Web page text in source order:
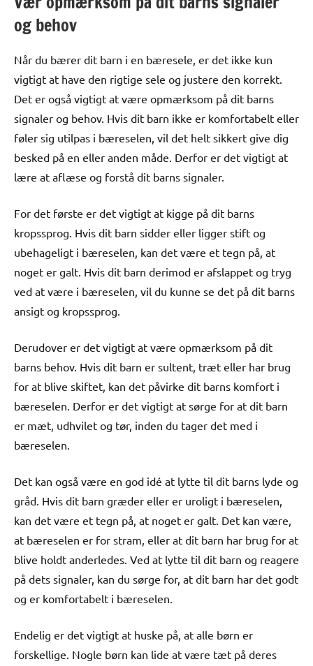
og behov
Når du bærer dit barn i en bæresele, er det ikke kun
vigtigt at have den rigtige sele og justere den korrekt.
Det er også vigtigt at være opmærksom på dit barns
signaler og behov. Hvis dit barn ikke er komfortabelt eller
føler sig utilpas i bæreselen, vil det helt sikkert give dig
besked på en eller anden måde. Derfor er det vigtigt at
lære at aflæse og forstå dit barns signaler.
For det første er det vigtigt at kigge på dit barns
kropssprog. Hvis dit barn sidder eller ligger stift og
ubehageligt i bæreselen, kan det være et tegn på, at
noget er galt. Hvis dit barn derimod er afslappet og tryg
ved at være i bæreselen, vil du kunne se det på dit barns
ansigt og kropssprog.
Derudover er det vigtigt at være opmærksom på dit
barns behov. Hvis dit barn er sultent, træt eller har brug
for at blive skiftet, kan det påvirke dit barns komfort i
bæreselen. Derfor er det vigtigt at sørge for at dit barn
er mæt, udhvilet og tør, inden du tager det med i
bæreselen.
Det kan også være en god idé at lytte til dit barns lyde og
gråd. Hvis dit barn græder eller er uroligt i bæreselen,
kan det være et tegn på, at noget er galt. Det kan være,
at bæreselen er for stram, eller at dit barn har brug for at
blive holdt anderledes. Ved at lytte til dit barn og reagere
på dets signaler, kan du sørge for, at dit barn har det godt
og er komfortabelt i bæreselen.
Endelig er det vigtigt at huske på, at alle børn er
forskellige. Nogle børn kan lide at være tæt på deres